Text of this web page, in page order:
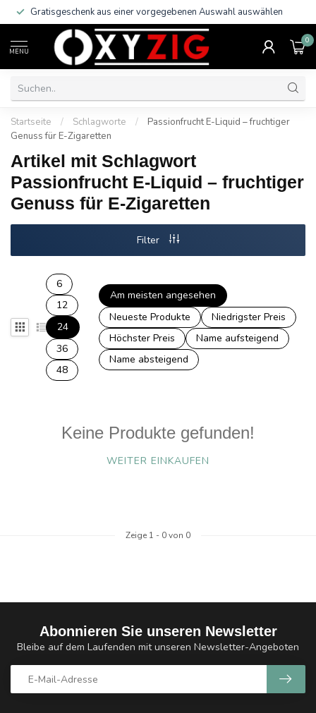
Gratisgeschenk aus einer vorgegebenen Auswahl auswählen
MENU
0
Startseite / Schlagworte /
Passionfrucht E-Liquid – fruchtiger
Genuss für E-Zigaretten
Artikel mit Schlagwort
Passionfrucht E-Liquid – fruchtiger
Genuss für E-Zigaretten
Filter
6
12
24
36
48
Am meisten angesehen
Neueste Produkte
Niedrigster Preis
Höchster Preis
Name aufsteigend
Name absteigend
Keine Produkte gefunden!
WEITER EINKAUFEN
Zeige 1 - 0von 0
Abonnieren Sie unseren Newsletter
Bleibe auf dem Laufenden mit unseren Newsletter-Angeboten